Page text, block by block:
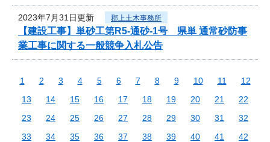
2023年7月31日更新 郡上土木事務所
【建設工事】単砂工第R5-通砂-1号 県単 通常砂防事
業工事に関する一般競争入札公告
1 2 3 4 5 6 7 8 9 10 11
12
13
14 15 16 17 18 19 20 21
22
23
24 25 26 27 28 29 30 31
32
33
34 35 36 37 38 39 40 41
42